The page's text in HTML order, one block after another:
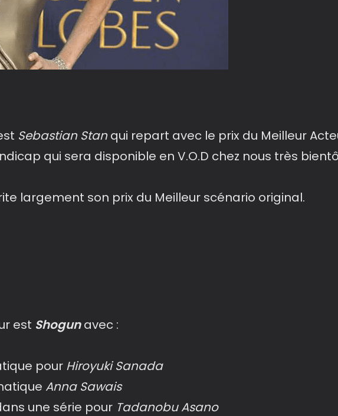
Sebastian Stanqui repart avec le prix du Meilleur
qui sera disponible en V.O.D chez nous très
largement son prix du Meilleur scénario original.
est Shogunavec :
pour Hiroyuki Sanada
Anna Sawais
une série pour Tadanobu Asano